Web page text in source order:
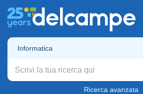
Informatica
Ricerca avanzata